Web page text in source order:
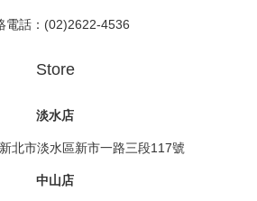
電話：(02)2622-4536
Store
淡水店
北市淡水區新市一路三段117號
中山店